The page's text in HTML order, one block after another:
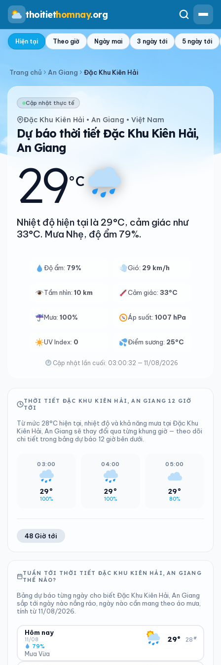
thoitiethomnay.org
Hiện tại Theo giờ Ngày mai 3 ngày tới 5 ngày tới
Trang chủ An Giang Đặc Khu Kiên Hải
Cập nhật thực tế
Đặc Khu Kiên Hải • An Giang • Việt Nam
Dự báo thời tiết Đặc Khu Kiên Hải,
An Giang
29°C
Nhiệt độ hiện tại là 29°C, cảm giác như
33°C. Mưa Nhẹ, độ ẩm 79%.
Độ ẩm: 79% Gió: 29 km/h
Tầm nhìn: 10 km Cảm giác:33°C
Mưa: 100% Áp suất:1007 hPa
UV Index: 0 Điểm sương: 25°C
Cập nhật lần cuối: 03:00:32 — 11/08/2026
THỜI TIẾT ĐẶC KHU KIÊN HẢI, AN GIANG 12 GIỜ
TỚI
Từ mức 28°C hiện tại, nhiệt độ và khả năng mưa tại Đặc Khu
Kiên Hải, An Giang sẽ thay đổi qua từng khung giờ — theo dõi
chi tiết trong bảng dự báo 12 giờ bên dưới.
03:00
29°
100%
04:00
29°
100%
05:00
29°
80%
48 Giờ tới
TUẦN TỚI THỜI TIẾT ĐẶC KHU KIÊN HẢI, AN GIANG
THẾ NÀO?
Bảng dự báo từng ngày cho biết Đặc Khu Kiên Hải, An Giang
sắp tới ngày nào nắng ráo, ngày nào cần mang theo áo mưa,
tính từ 11/08/2026.
Hôm nay
11/08
Mưa Vừa
79%
29° 28°
▾